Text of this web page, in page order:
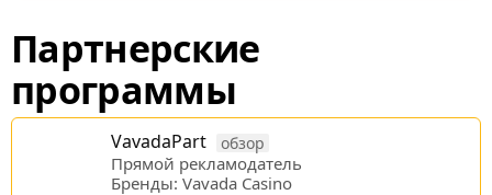
Партнерские
программы
VavadaPart обзор
Прямой рекламодатель
Бренды: Vavada Casino